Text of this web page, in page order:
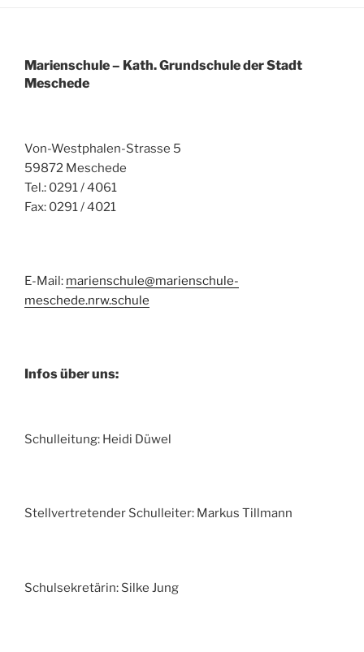
Marienschule – Kath. Grundschule der Stadt
Meschede
Von-Westphalen-Strasse 5
59872 Meschede
Tel.: 0291 / 4061
Fax: 0291 / 4021
E-Mail: marienschule@marienschule-
meschede.nrw.schule
Infos über uns:
Schulleitung: Heidi Düwel
Stellvertretender Schulleiter: Markus Tillmann
Schulsekretärin: Silke Jung